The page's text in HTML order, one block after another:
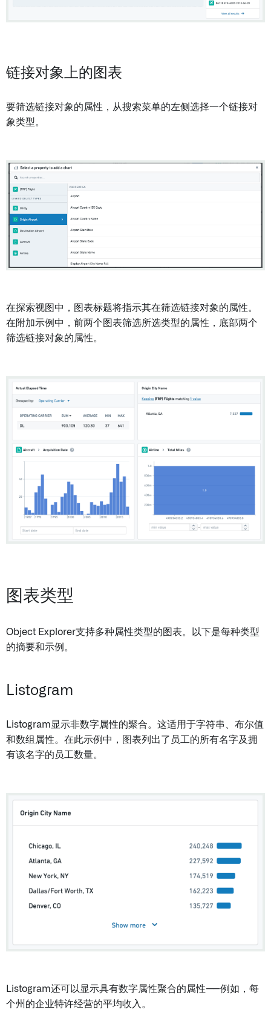
链接对象上的图表
要筛选链接对象的属性，从搜索菜单的左侧选择一个链接对
象类型。
在探索视图中，图表标题将指示其在筛选链接对象的属性。
在附加示例中，前两个图表筛选所选类型的属性，底部两个
筛选链接对象的属性。
图表类型
Object Explorer支持多种属性类型的图表。以下是每种类型
的摘要和示例。
Listogram
Listogram显示非数字属性的聚合。这适用于字符串、布尔值
和数组属性。在此示例中，图表列出了员工的所有名字及拥
有该名字的员工数量。
Listogram还可以显示具有数字属性聚合的属性——例如，每
个州的企业特许经营的平均收入。